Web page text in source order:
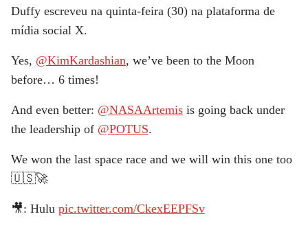
Duffy escreveu na quinta-feira (30) na plataforma de
mídia social X.
Yes, @KimKardashian, we’ve been to the Moon
before… 6 times!
And even better: @NASAArtemis is going back under
the leadership of @POTUS.
We won the last space race and we will win this one too
🇺🇸🚀
🎥: Hulu pic.twitter.com/CkexEEPFSv